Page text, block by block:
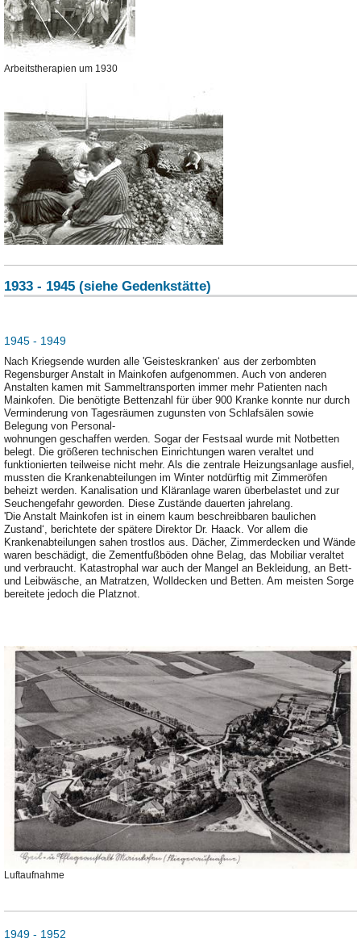
Arbeitstherapien um 1930
1933 - 1945 (siehe Gedenkstätte)
1945 - 1949
Nach Kriegsende wurden alle 'Geisteskranken‘ aus der zerbombten
Regensburger Anstalt in Mainkofen aufgenommen. Auch von anderen
Anstalten kamen mit Sammeltransporten immer mehr Patienten nach
Mainkofen. Die benötigte Bettenzahl für über 900 Kranke konnte nur durch
Verminderung von Tagesräumen zugunsten von Schlafsälen sowie
Belegung von Personal-
wohnungen geschaffen werden. Sogar der Festsaal wurde mit Notbetten
belegt. Die größeren technischen Einrichtungen waren veraltet und
funktionierten teilweise nicht mehr. Als die zentrale Heizungsanlage ausfiel,
mussten die Krankenabteilungen im Winter notdürftig mit Zimmeröfen
beheizt werden. Kanalisation und Kläranlage waren überbelastet und zur
Seuchengefahr geworden. Diese Zustände dauerten jahrelang.
'Die Anstalt Mainkofen ist in einem kaum beschreibbaren baulichen
Zustand‘, berichtete der spätere Direktor Dr. Haack. Vor allem die
Krankenabteilungen sahen trostlos aus. Dächer, Zimmerdecken und Wände
waren beschädigt, die Zementfußböden ohne Belag, das Mobiliar veraltet
und verbraucht. Katastrophal war auch der Mangel an Bekleidung, an Bett-
und Leibwäsche, an Matratzen, Wolldecken und Betten. Am meisten Sorge
bereitete jedoch die Platznot.
Luftaufnahme
1949 - 1952